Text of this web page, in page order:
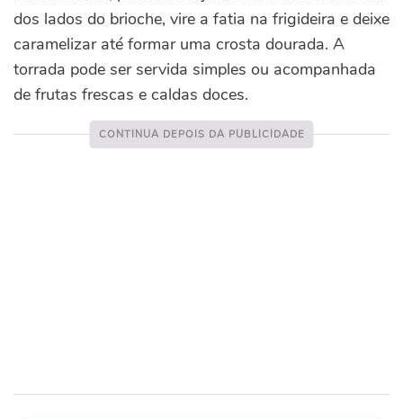
dos lados do brioche, vire a fatia na frigideira e deixe
caramelizar até formar uma crosta dourada. A
torrada pode ser servida simples ou acompanhada
de frutas frescas e caldas doces.